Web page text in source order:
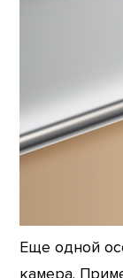
Еще одной
камера.